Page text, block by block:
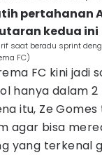
pertahanan
kedua ini
saat beradu sprint
FC)
FC kini jadi
hanya dalam
itu, Ze
agar bisa
yang terkenal